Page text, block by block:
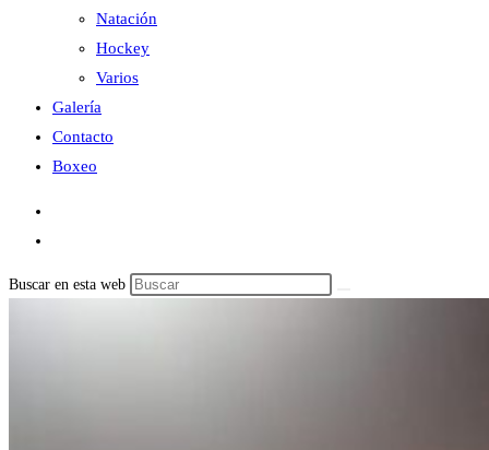
Natación
Hockey
Varios
Galería
Contacto
Boxeo
Buscar en esta web